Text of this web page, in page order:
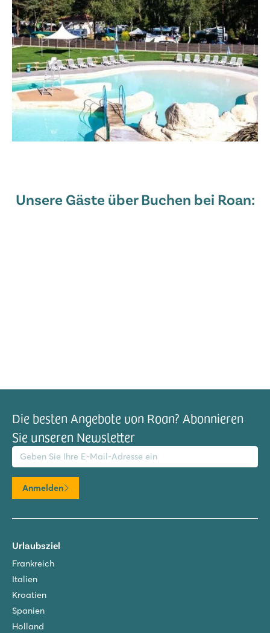
Unsere Gäste über Buchen bei Roan:
Die besten Angebote von Roan? Abonnieren
Sie unseren Newsletter
Adresse
Anmelden
Urlaubsziel
Frankreich
Italien
Kroatien
Spanien
Holland